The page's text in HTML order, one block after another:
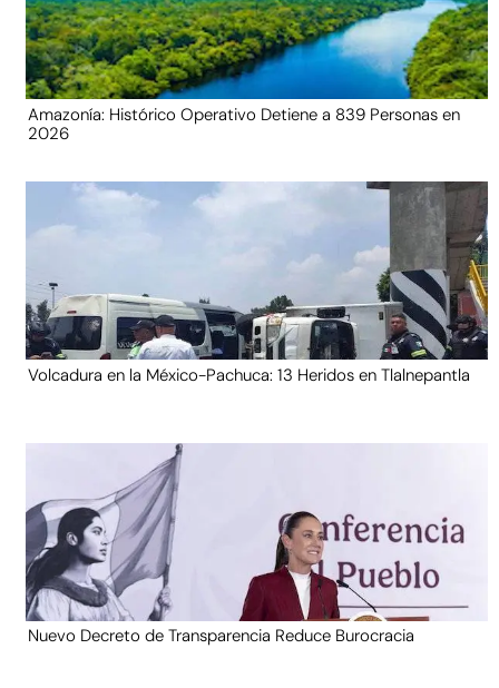
Amazonía: Histórico Operativo Detiene a 839 Personas en
2026
Volcadura en la México-Pachuca: 13 Heridos en Tlalnepantla
Nuevo Decreto de Transparencia Reduce Burocracia